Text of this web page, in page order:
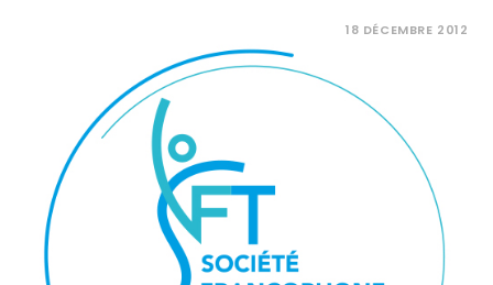
18 DÉCEMBRE 2012